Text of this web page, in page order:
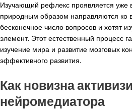
Изучающий рефлекс проявляется
природным образом направляются ко
бесконечное число вопросов и хотят
элемент. Этот естественный процесс
изучение мира и развитие мозговых
эффективного развития.
Как новизна
нейромедиатора